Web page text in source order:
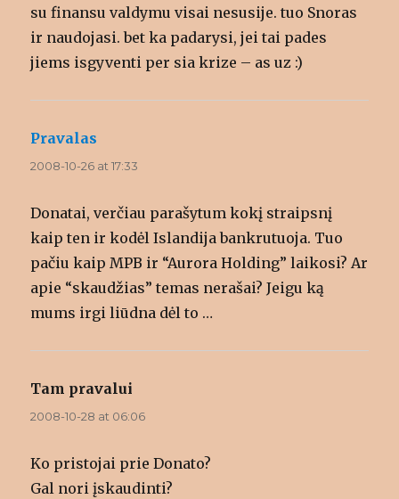
su finansu valdymu visai nesusije. tuo Snoras
ir naudojasi. bet ka padarysi, jei tai pades
jiems isgyventi per sia krize – as uz :)
Pravalas
2008-10-26 at 17:33
Donatai, verčiau parašytum kokį straipsnį
kaip ten ir kodėl Islandija bankrutuoja. Tuo
pačiu kaip MPB ir “Aurora Holding” laikosi? Ar
apie “skaudžias” temas nerašai? Jeigu ką
mums irgi liūdna dėl to …
Tam pravalui
2008-10-28 at 06:06
Ko pristojai prie Donato?
Gal nori įskaudinti?